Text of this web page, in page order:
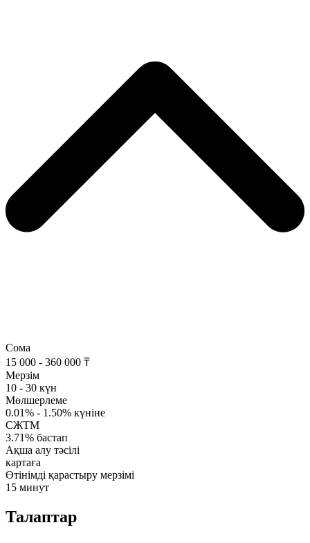
Сома
15 000 - 360 000 ₸
Мерзім
10 - 30 күн
Мөлшерлеме
0.01% - 1.50% күніне
СЖТМ
3.71% бастап
Ақша алу тәсілі
картаға
Өтінімді қарастыру мерзімі
15 минут
Талаптар